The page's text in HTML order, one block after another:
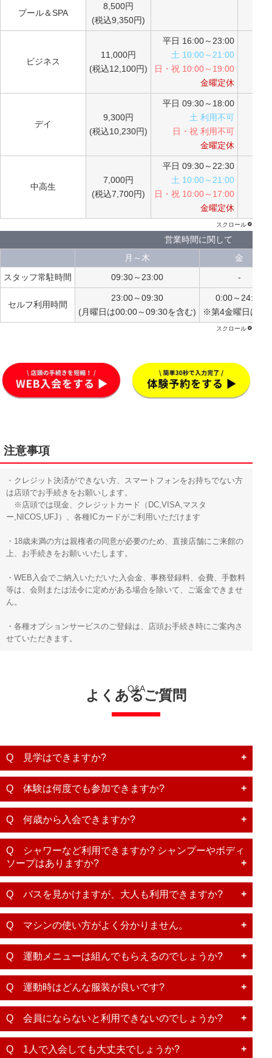
プール＆SPA
8,500円
(税込9,350円)
ビジネス
11,000円
(税込12,100円)
平日 16:00～23:00
土 10:00～21:00
日・祝 10:00～19:00
金曜定休
デイ
9,300円
(税込10,230円)
平日 09:30～18:00
土 利用不可
日・祝 利用不可
金曜定休
中高生
7,000円
(税込7,700円)
平日 09:30～22:30
土 10:00～21:00
日・祝 10:00～17:00
金曜定休
営業時間に関して
月～木
金
スタッフ常駐時間
09:30～23:00 -
セルフ利用時間
23:00～09:30
(月曜日は00:00～09:30を含む)
0:00～24:00
※第4金曜日は休
注意事項
・クレジット決済ができない方、スマートフォンをお持ちでない方
は店頭でお手続きをお願いします。
※店頭では現金、クレジットカード（DC,VISA,マスタ
ー,NICOS,UFJ）、各種ICカードがご利用いただけます
・18歳未満の方は親権者の同意が必要のため、直接店舗にご来館の
上、お手続きをお願いいたします。
・WEB入会でご納入いただいた入会金、事務登録料、会費、手数料
等は、会則または法令に定めがある場合を除いて、ご返金できませ
ん。
・各種オプションサービスのご登録は、店頭お手続き時にご案内さ
せていただきます。
Q&A
よくあるご質問
Q 見学はできますか?
Q 体験は何度でも参加できますか?
Q 何歳から入会できますか?
Q シャワーなど利用できますか? シャンプーやボディ
ソープはありますか?
Q バスを見かけますが、大人も利用できますか?
Q マシンの使い方がよく分かりません。
Q 運動メニューは組んでもらえるのでしょうか?
Q 運動時はどんな服装が良いです?
Q 会員にならないと利用できないのでしょうか?
Q 1人で入会しても大丈夫でしょうか?